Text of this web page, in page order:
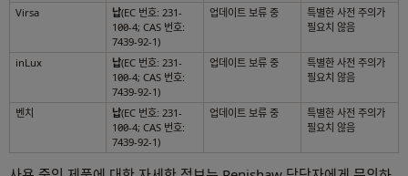
Virsa 납(EC 번호: 231-
100-4; CAS 번호:
7439-92-1)
업데이트 보류 중
특별한 사전 주의가
필요치 않음
inLux 납(EC 번호: 231-
100-4; CAS 번호:
7439-92-1)
업데이트 보류 중
특별한 사전 주의가
필요치 않음
벤치 납(EC 번호: 231-
100-4; CAS 번호:
7439-92-1)
업데이트 보류 중
특별한 사전 주의가
필요치 않음